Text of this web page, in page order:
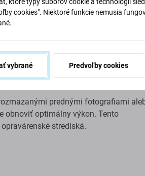
špeciálne pre Apple iPhone 11
sú kľúčové pre funkciu Face ID a
prednými fotografiami
obnoviť optimálny výkon. Tento
strediská.
ktoré typy súborov cookie a technológií
cookies". Niektoré funkcie nemusia
vybrané Predvoľby cookies